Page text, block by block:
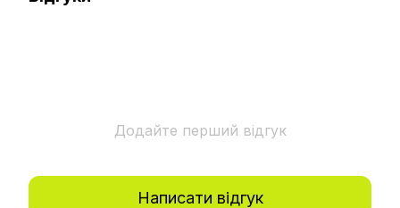
Додайте перший відгук
Написати відгук